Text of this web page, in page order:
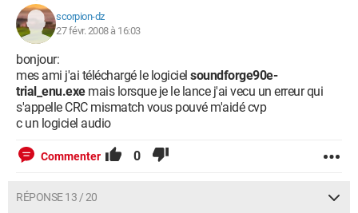
scorpion-dz
27 févr. 2008 à 16:03
bonjour:
mes ami j'ai téléchargé le logiciel soundforge90e-
trial_enu.exemais lorsque je le lance j'ai vecu un erreur qui
s'appelle CRC mismatch vous pouvé m'aidé cvp
c un logiciel audio
Commenter 0
RÉPONSE 13 / 20